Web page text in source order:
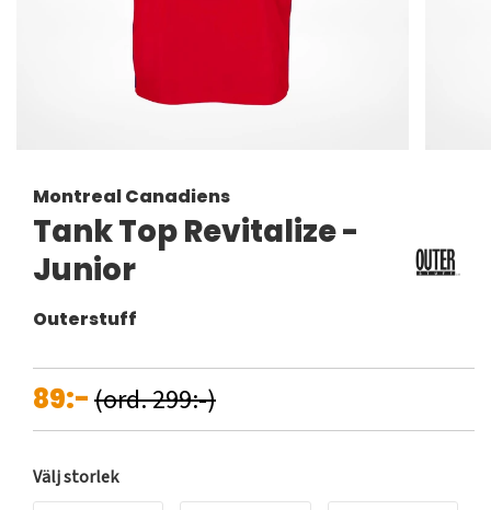
Montreal Canadiens
Tank Top Revitalize -
Junior
Outerstuff
89:-(ord. 299:-)
Välj storlek